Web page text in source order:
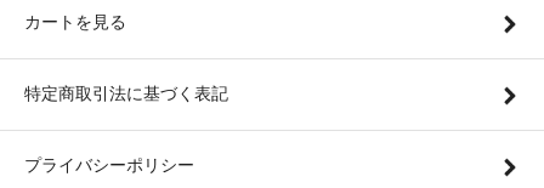
カートを見る
特定商取引法に基づく表記
プライバシーポリシー